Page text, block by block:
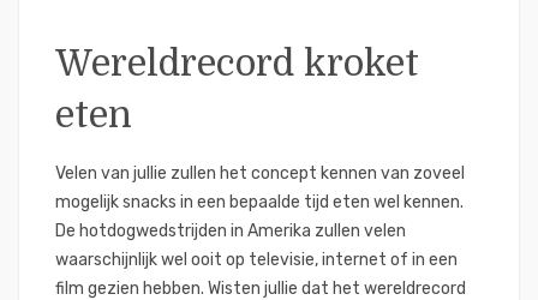
Wereldrecord kroket
eten
Velen van jullie zullen het concept kennen van zoveel
mogelijk snacks in een bepaalde tijd eten wel kennen.
De hotdogwedstrijden in Amerika zullen velen
waarschijnlijk wel ooit op televisie, internet of in een
film gezien hebben. Wisten jullie dat het wereldrecord